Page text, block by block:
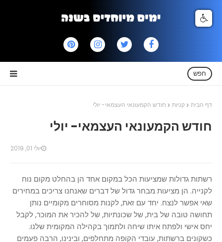
חפש
דף הבית קניות חודש הקמעונאי העצמאי- יולי
חודש הקמעונאי העצמאי- יולי
יולי 01, 2019
רשתות גדולות שמציעות הכל במקום אחד הן בהחלט מקום נוח
לקנייה. הן מציעות מבחר גדול של דברים שאנחנו צריכים במחירים
שאי אפשר לנצח. יחד עם זאת, לקנות מסוחרים מקומיים נותן
תחושה טובה של בית, של שכונתיות, של להכיר את המוכר, לקבל
יחס אישי ולפתח איתו שיחה ולתמוך בקהילה המקומית שלנו.
כשקונים ברשתות, עובדי הקופה מתחלפים, ובינינו, הרבה פעמים